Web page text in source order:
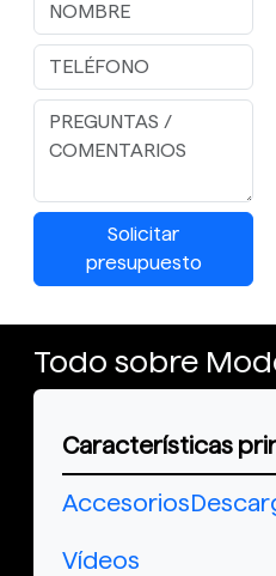
Solicitar
presupuesto
Todo sobre
Características
Accesorios
Vídeos